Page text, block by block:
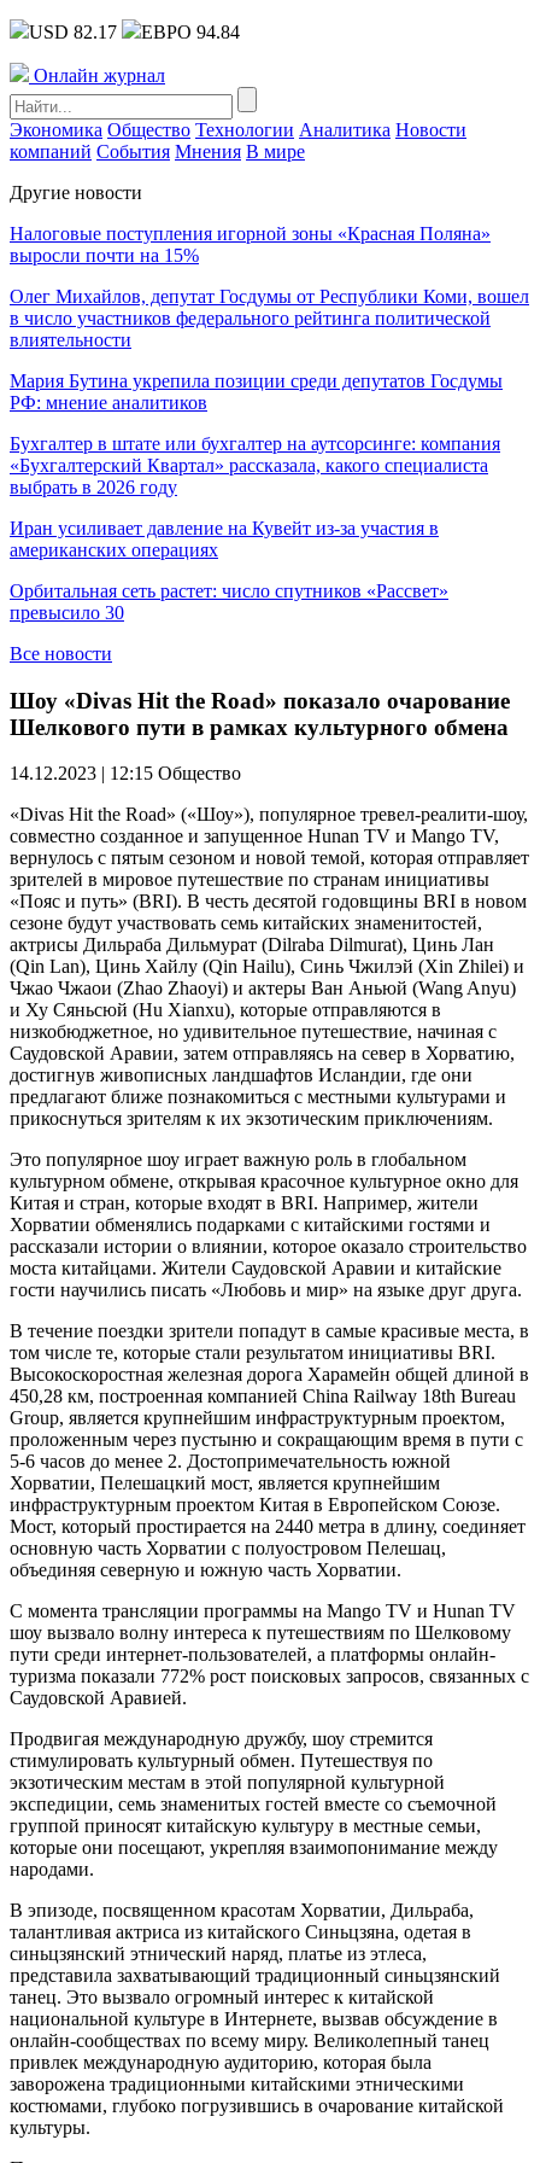
USD 82.17 ЕВРО 94.84
Онлайн журнал
Экономика Общество Технологии Аналитика Новости
компаний События Мнения В мире
Другие новости
Налоговые поступления игорной зоны «Красная Поляна»
выросли почти на 15%
Олег Михайлов, депутат Госдумы от Республики Коми, вошел
в число участников федерального рейтинга политической
влиятельности
Мария Бутина укрепила позиции среди депутатов Госдумы
РФ: мнение аналитиков
Бухгалтер в штате или бухгалтер на аутсорсинге: компания
«Бухгалтерский Квартал» рассказала, какого специалиста
выбрать в 2026 году
Иран усиливает давление на Кувейт из-за участия в
американских операциях
Орбитальная сеть растет: число спутников «Рассвет»
превысило 30
Все новости
Шоу «Divas Hit the Road» показало очарование
Шелкового пути в рамках культурного обмена
14.12.2023 | 12:15 Общество
«Divas Hit the Road» («Шоу»), популярное тревел-реалити-шоу,
совместно созданное и запущенное Hunan TV и Mango TV,
вернулось с пятым сезоном и новой темой, которая отправляет
зрителей в мировое путешествие по странам инициативы
«Пояс и путь» (BRI). В честь десятой годовщины BRI в новом
сезоне будут участвовать семь китайских знаменитостей,
актрисы Дильраба Дильмурат (Dilraba Dilmurat), Цинь Лан
(Qin Lan), Цинь Хайлу (Qin Hailu), Синь Чжилэй (Xin Zhilei) и
Чжао Чжаои (Zhao Zhaoyi) и актеры Ван Аньюй (Wang Anyu)
и Ху Сяньсюй (Hu Xianxu), которые отправляются в
низкобюджетное, но удивительное путешествие, начиная с
Саудовской Аравии, затем отправляясь на север в Хорватию,
достигнув живописных ландшафтов Исландии, где они
предлагают ближе познакомиться с местными культурами и
прикоснуться зрителям к их экзотическим приключениям.
Это популярное шоу играет важную роль в глобальном
культурном обмене, открывая красочное культурное окно для
Китая и стран, которые входят в BRI. Например, жители
Хорватии обменялись подарками с китайскими гостями и
рассказали истории о влиянии, которое оказало строительство
моста китайцами. Жители Саудовской Аравии и китайские
гости научились писать «Любовь и мир» на языке друг друга.
В течение поездки зрители попадут в самые красивые места, в
том числе те, которые стали результатом инициативы BRI.
Высокоскоростная железная дорога Харамейн общей длиной в
450,28 км, построенная компанией China Railway 18th Bureau
Group, является крупнейшим инфраструктурным проектом,
проложенным через пустыню и сокращающим время в пути с
5-6 часов до менее 2. Достопримечательность южной
Хорватии, Пелешацкий мост, является крупнейшим
инфраструктурным проектом Китая в Европейском Союзе.
Мост, который простирается на 2440 метра в длину, соединяет
основную часть Хорватии с полуостровом Пелешац,
объединяя северную и южную часть Хорватии.
С момента трансляции программы на Mango TV и Hunan TV
шоу вызвало волну интереса к путешествиям по Шелковому
пути среди интернет-пользователей, а платформы онлайн-
туризма показали 772% рост поисковых запросов, связанных с
Саудовской Аравией.
Продвигая международную дружбу, шоу стремится
стимулировать культурный обмен. Путешествуя по
экзотическим местам в этой популярной культурной
экспедиции, семь знаменитых гостей вместе со съемочной
группой приносят китайскую культуру в местные семьи,
которые они посещают, укрепляя взаимопонимание между
народами.
В эпизоде, посвященном красотам Хорватии, Дильраба,
талантливая актриса из китайского Синьцзяна, одетая в
синьцзянский этнический наряд, платье из этлеса,
представила захватывающий традиционный синьцзянский
танец. Это вызвало огромный интерес к китайской
национальной культуре в Интернете, вызвав обсуждение в
онлайн-сообществах по всему миру. Великолепный танец
привлек международную аудиторию, которая была
заворожена традиционными китайскими этническими
костюмами, глубоко погрузившись в очарование китайской
культуры.